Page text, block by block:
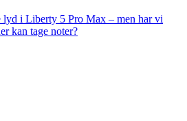
lyd i Liberty 5 Pro Max – men har vi
kan tage noter?